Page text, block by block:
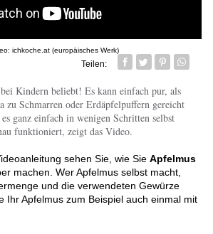
ichkoche.at (europäisches Werk)
Teilen:
Facebook
TwitterPin it
Kindern beliebt! Es kann einfach pur, als
zu Schmarren oder Erdäpfelpuffern gereicht
ganz einfach in wenigen Schritten selbst
funktioniert, zeigt das Video.
sehen Sie, wie Sie Apfelmus
machen. Wer Apfelmus selbst macht,
und die verwendeten Gewürze
Ihr Apfelmus zum Beispiel auch einmal mit